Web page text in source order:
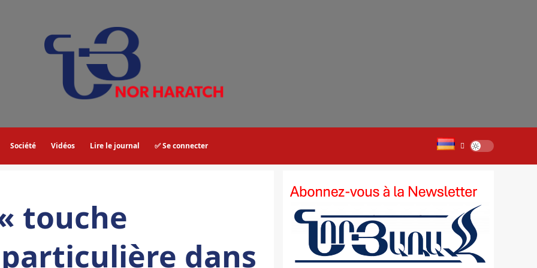
Société Vidéos Lire le journal ✅ Se connecter
touche
dans